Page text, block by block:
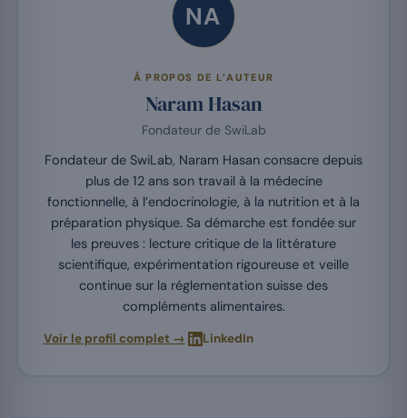
NA
À PROPOS DE L’AUTEUR
Naram Hasan
Fondateur de SwiLab
Fondateur de SwiLab, Naram Hasan consacre depuis
plus de 12 ans son travail à la médecine
fonctionnelle, à l’endocrinologie, à la nutrition et à la
préparation physique. Sa démarche est fondée sur
les preuves : lecture critique de la littérature
scientifique, expérimentation rigoureuse et veille
continue sur la réglementation suisse des
compléments alimentaires.
Voir le profil complet → LinkedIn